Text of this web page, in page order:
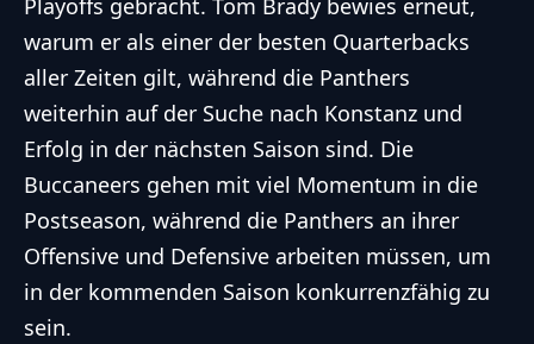
Playoffs gebracht. Tom Brady bewies erneut,
warum er als einer der besten Quarterbacks
aller Zeiten gilt, während die Panthers
weiterhin auf der Suche nach Konstanz und
Erfolg in der nächsten Saison sind. Die
Buccaneers gehen mit viel Momentum in die
Postseason, während die Panthers an ihrer
Offensive und Defensive arbeiten müssen, um
in der kommenden Saison konkurrenzfähig zu
sein.